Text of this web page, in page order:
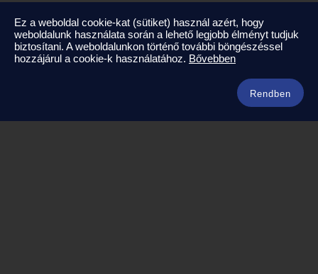
Kapcsolat
Ez a weboldal cookie-kat (sütiket) használ azért, hogy
weboldalunk használata során a lehető legjobb élményt tudjuk
biztosítani. A weboldalunkon történő további böngészéssel
hozzájárul a cookie-k használatához. Bővebben
Rendben